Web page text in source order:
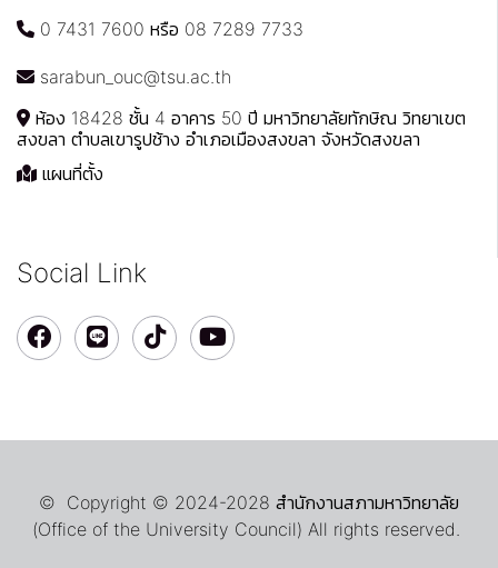
0 7431 7600 หรือ 08 7289 7733
sarabun_ouc@tsu.ac.th
ห้อง 18428 ชั้น 4 อาคาร 50 ปี มหาวิทยาลัยทักษิณ วิทยาเขต
สงขลา ตำบลเขารูปช้าง อำเภอเมืองสงขลา จังหวัดสงขลา
แผนที่ตั้ง
Social Link
© Copyright © 2024-2028 สำนักงานสภามหาวิทยาลัย
(Office of the University Council) All rights reserved.